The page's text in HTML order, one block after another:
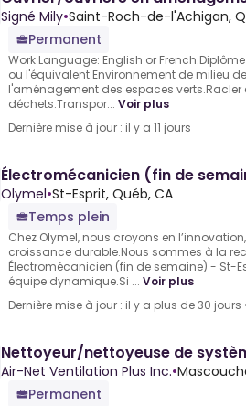
Signé Mily•Saint-Roch-de-l'Achigan,
Permanent
Work Language: English or
ou l'équivalent.Environnement de milieu
l'aménagement des espaces verts.Racler
déchets.Transpor... Voir plus
Dernière mise à jour : il y a 11 jours
Électromécanicien (fin de
Olymel•St-Esprit, Québ, CA
Temps plein
Chez Olymel, nous croyons en
croissance durable.Nous sommes à la
Électromécanicien (fin de semaine) - St-
équipe dynamique.Si ... Voir plus
Dernière mise à jour : il y a plus de 30 jours
Nettoyeur/nettoyeuse de
Air-Net Ventilation Plus Inc.•
Permanent